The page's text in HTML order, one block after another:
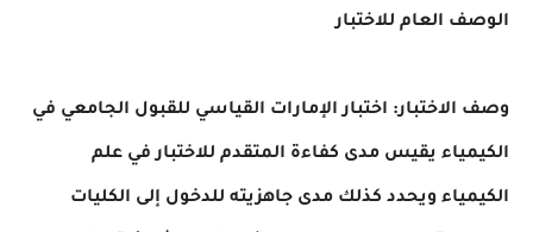
الوصف العام للاختبار
وصف الاختبار: اختبار الإمارات القياسي للقبول الجامعي في
الكيمياء يقيس مدى كفاءة المتقدم للاختبار في علم
الكيمياء ويحدد كذلك مدى جاهزيته للدخول إلى الكليات